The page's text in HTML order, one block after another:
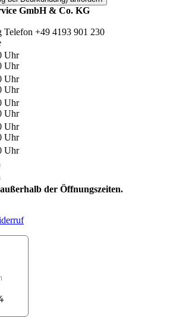
GmbH & Co. KG
Telefon +49 4193 901 230
Uhr
Uhr
Uhr
Uhr
Uhr
Uhr
Uhr
Uhr
Uhr
der Öffnungszeiten.